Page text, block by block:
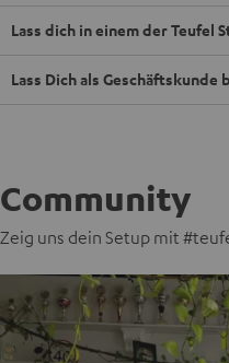
Lass dich in einem der Teufel
Lass Dich als Geschäftskunde
Community
Zeig uns dein Setup mit